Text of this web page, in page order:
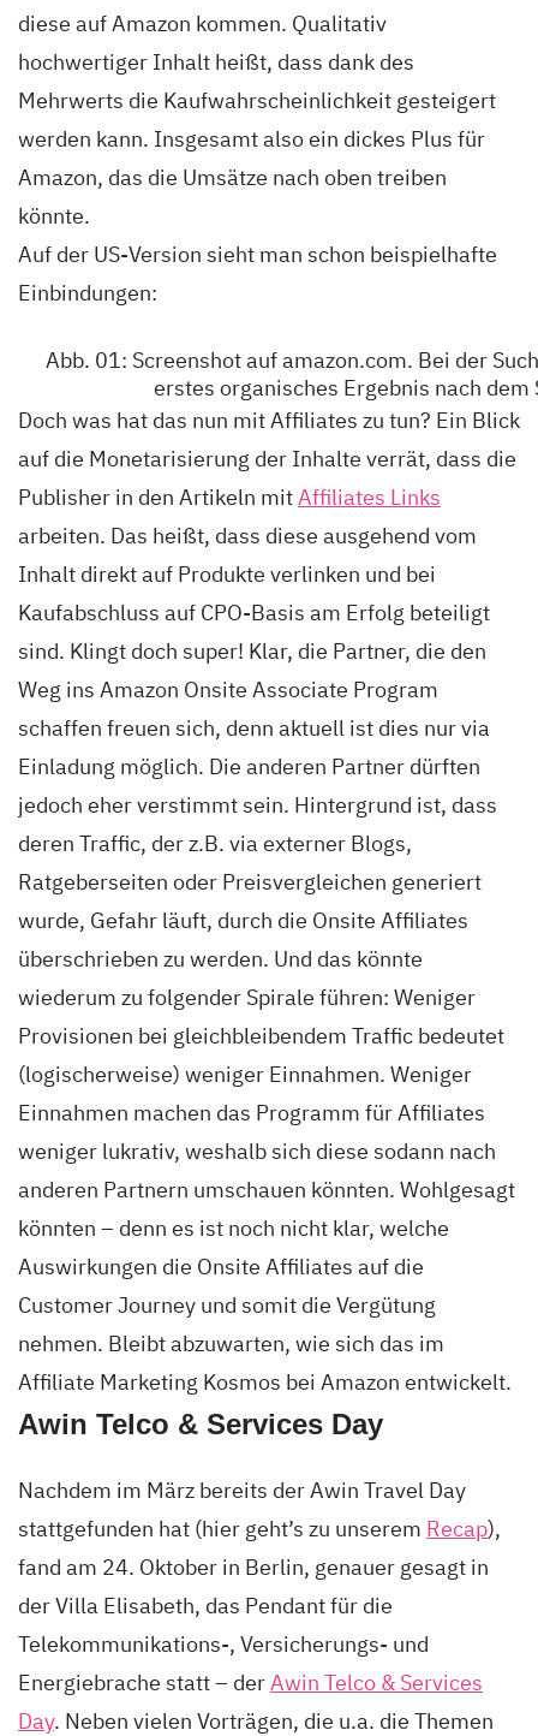
diese auf Amazon kommen. Qualitativ
hochwertiger Inhalt heißt, dass dank des
Mehrwerts die Kaufwahrscheinlichkeit gesteigert
werden kann. Insgesamt also ein dickes Plus für
Amazon, das die Umsätze nach oben treiben
könnte.
Auf der US-Version sieht man schon beispielhafte
Einbindungen:
Abb. 01: Screenshot auf amazon.com. Bei der
erstes organisches Ergebnis nach dem
Doch was hat das nun mit Affiliates zu tun? Ein Blick
auf die Monetarisierung der Inhalte verrät, dass die
Publisher in den Artikeln mitAffiliates Links
arbeiten. Das heißt, dass diese ausgehend vom
Inhalt direkt auf Produkte verlinken und bei
Kaufabschluss auf CPO-Basis am Erfolg beteiligt
sind. Klingt doch super! Klar, die Partner, die den
Weg ins Amazon Onsite Associate Program
schaffen freuen sich, denn aktuell ist dies nur via
Einladung möglich. Die anderen Partner dürften
jedoch eher verstimmt sein. Hintergrund ist, dass
deren Traffic, der z.B. via externer Blogs,
Ratgeberseiten oder Preisvergleichen generiert
wurde, Gefahr läuft, durch die Onsite Affiliates
überschrieben zu werden. Und das könnte
wiederum zu folgender Spirale führen: Weniger
Provisionen bei gleichbleibendem Traffic bedeutet
(logischerweise) weniger Einnahmen. Weniger
Einnahmen machen das Programm für Affiliates
weniger lukrativ, weshalb sich diese sodann nach
anderen Partnern umschauen könnten. Wohlgesagt
könnten – denn es ist noch nicht klar, welche
Auswirkungen die Onsite Affiliates auf die
Customer Journey und somit die Vergütung
nehmen. Bleibt abzuwarten, wie sich das im
Affiliate Marketing Kosmos bei Amazon entwickelt.
Awin Telco & Services Day
Nachdem im März bereits der Awin Travel Day
stattgefunden hat (hier geht’s zu unserem Recap),
fand am 24. Oktober in Berlin, genauer gesagt in
der Villa Elisabeth, das Pendant für die
Telekommunikations-, Versicherungs- und
Energiebrache statt – derAwin Telco & Services
Day. Neben vielen Vorträgen, die u.a. die Themen